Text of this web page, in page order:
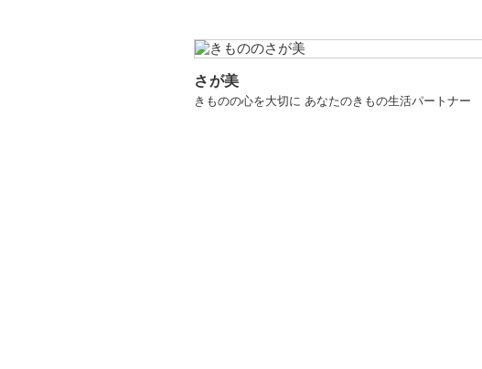
さが美
きものの心を大切に あなたのきもの生活パートナー